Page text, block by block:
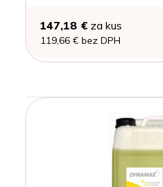
147,18 €za kus
119,66 € bez DPH